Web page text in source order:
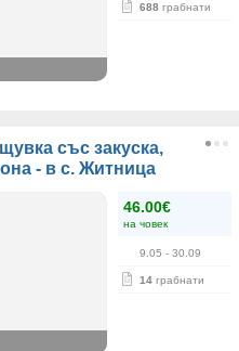
688 грабнати
със закуска,
- в с. Житница
46.00€
на човек
9.05 - 30.09
14 грабнати